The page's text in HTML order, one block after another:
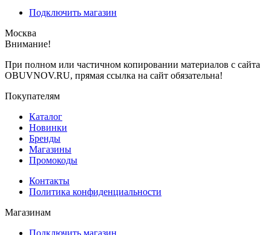
Подключить магазин
Москва
Внимание!
При полном или частичном копировании материалов с сайта
OBUVNOV.RU, прямая ссылка на сайт обязательна!
Покупателям
Каталог
Новинки
Бренды
Магазины
Промокоды
Контакты
Политика конфиденциальности
Магазинам
Подключить магазин